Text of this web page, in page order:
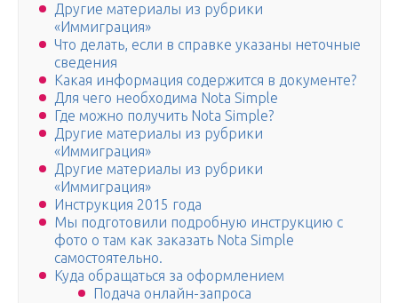
Другие материалы из рубрики
«Иммиграция»
Что делать, если в справке указаны неточные
сведения
Какая информация содержится в документе?
Для чего необходима Nota Simple
Где можно получить Nota Simple?
Другие материалы из рубрики
«Иммиграция»
Другие материалы из рубрики
«Иммиграция»
Инструкция 2015 года
Мы подготовили подробную инструкцию с
фото о там как заказать Nota Simple
самостоятельно.
Куда обращаться за оформлением
Подача онлайн-запроса